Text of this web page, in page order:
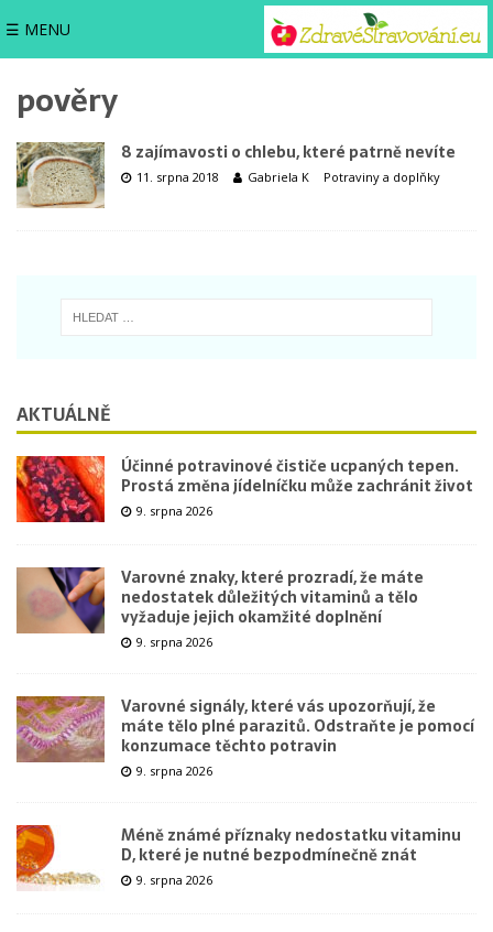
☰ MENU
pověry
8 zajímavosti o chlebu, které patrně nevíte
11. srpna 2018 Gabriela K Potraviny a doplňky
AKTUÁLNĚ
Účinné potravinové čističe ucpaných tepen.
Prostá změna jídelníčku může zachránit život
9. srpna 2026
Varovné znaky, které prozradí, že máte
nedostatek důležitých vitaminů a tělo
vyžaduje jejich okamžité doplnění
9. srpna 2026
Varovné signály, které vás upozorňují, že
máte tělo plné parazitů. Odstraňte je pomocí
konzumace těchto potravin
9. srpna 2026
Méně známé příznaky nedostatku vitaminu
D, které je nutné bezpodmínečně znát
9. srpna 2026